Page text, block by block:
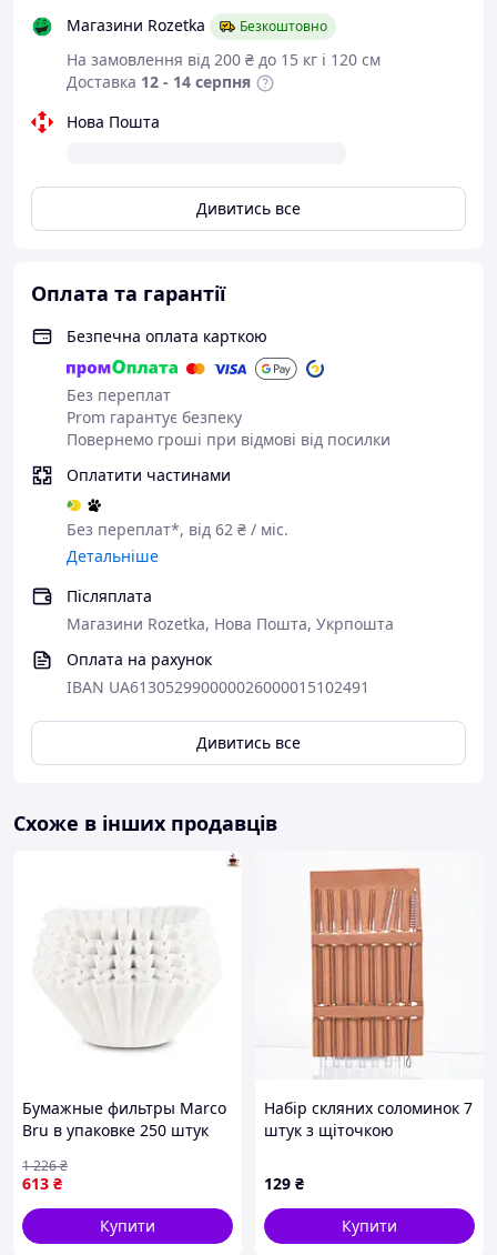
Тип: заварювальний чайник / тіпод гунфу
Бренд: SHANGYIXIN
Об’єм: 700 мл
Матеріал колби: жароміцне скло
Особливості: складна кришка, знімний фільтр
Стан товару: новий
Магазини Rozetka
Безкоштовно
На замовлення від 200 ₴ до 15 кг і 120 см
Доставка 12 - 14 серпня
Нова Пошта
Дивитись все
Оплата та гарантії
Безпечна оплата карткою
Без переплат
Prom гарантує безпеку
Повернемо гроші при відмові від посилки
Оплатити частинами
Без переплат*, від 62 ₴ / міс.
Детальніше
Післяплата
Магазини Rozetka, Нова Пошта, Укрпошта
Оплата на рахунок
IBAN UA613052990000026000015102491
Дивитись все
Схоже в інших продавців
Бумажные фильтры Marco
Bru в упаковке 250 штук
ароматного кофе
613 ₴
1 226₴
Купити
Набір скляних соломинок 7
штук з щіточкою
81
129 ₴
Купити